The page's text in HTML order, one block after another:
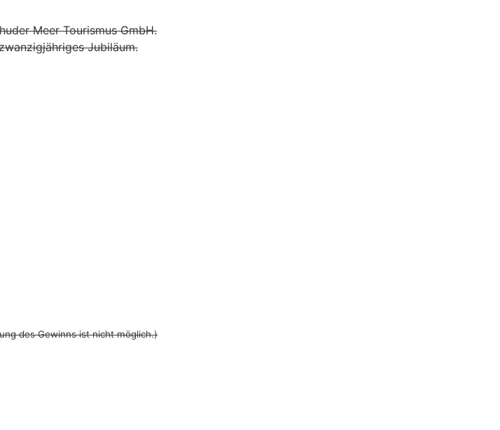
Meer Tourismus GmbH.
Jubiläum.
des Gewinns ist nicht möglich.)